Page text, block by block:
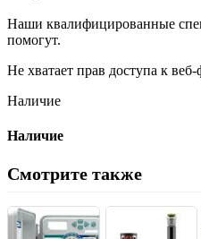
Наши квалифицированные
помогут.
Не хватает прав доступа к
Наличие
Наличие
Смотрите также